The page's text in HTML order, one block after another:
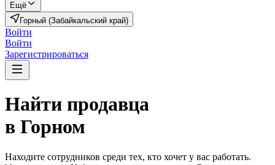
Ещё
Горный (Забайкальский край)
Войти
Войти
Зарегистрироваться
Найти продавца
в Горном
Находите сотрудников среди тех, кто хочет у вас работать.